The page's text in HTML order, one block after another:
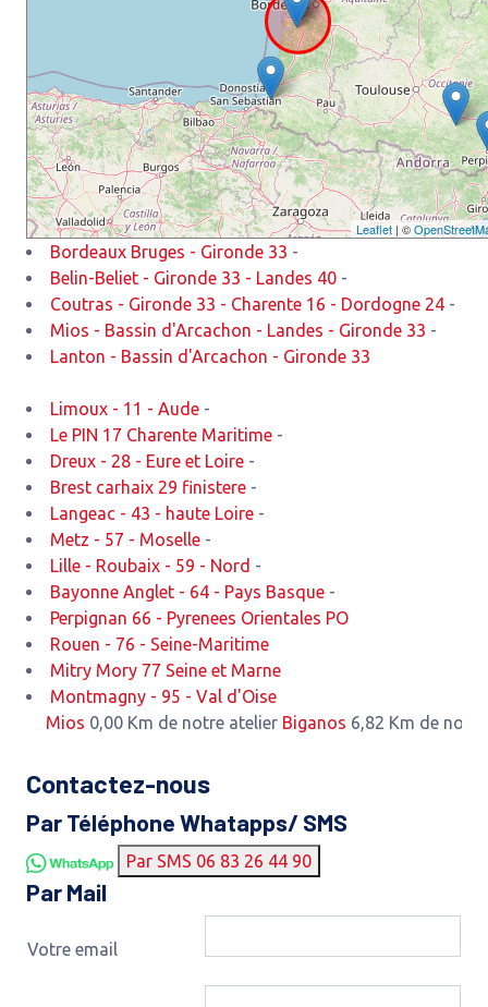
Leaflet | ©
Bordeaux Bruges - Gironde 33 -
Belin-Beliet - Gironde 33 - Landes 40 -
Coutras - Gironde 33 - Charente 16 - Dordogne 24 -
Mios - Bassin d'Arcachon - Landes - Gironde 33 -
Lanton - Bassin d'Arcachon - Gironde 33
Limoux - 11 - Aude -
Le PIN 17 Charente Maritime -
Dreux - 28 - Eure et Loire -
Brest carhaix 29 finistere -
Langeac - 43 - haute Loire -
Metz - 57 - Moselle -
Lille - Roubaix - 59 - Nord -
Bayonne Anglet - 64 - Pays Basque -
Perpignan 66 - Pyrenees Orientales PO
Rouen - 76 - Seine-Maritime
Mitry Mory 77 Seine et Marne
Montmagny - 95 - Val d'Oise
Mios0,00 Km de notre atelierBiganos6,82 Km de notre
Contactez-nous
Par Téléphone Whatapps/ SMS
Par SMS 06 83 26 44 90
Par Mail
Votre email